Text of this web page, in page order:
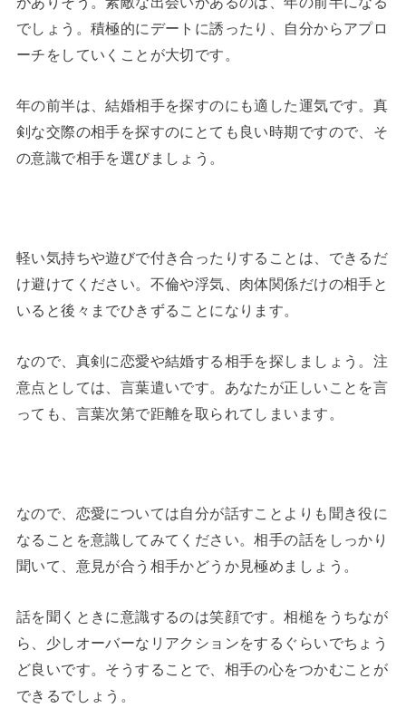
でしょう。積極的にデートに誘ったり、自分からアプロ
ーチをしていくことが大切です。
年の前半は、結婚相手を探すのにも適した運気です。真
剣な交際の相手を探すのにとても良い時期ですので、そ
の意識で相手を選びましょう。
軽い気持ちや遊びで付き合ったりすることは、できるだ
け避けてください。不倫や浮気、肉体関係だけの相手と
いると後々までひきずることになります。
なので、真剣に恋愛や結婚する相手を探しましょう。注
意点としては、言葉遣いです。あなたが正しいことを言
っても、言葉次第で距離を取られてしまいます。
なので、恋愛については自分が話すことよりも聞き役に
なることを意識してみてください。相手の話をしっかり
聞いて、意見が合う相手かどうか見極めましょう。
話を聞くときに意識するのは笑顔です。相槌をうちなが
ら、少しオーバーなリアクションをするぐらいでちょう
ど良いです。そうすることで、相手の心をつかむことが
できるでしょう。